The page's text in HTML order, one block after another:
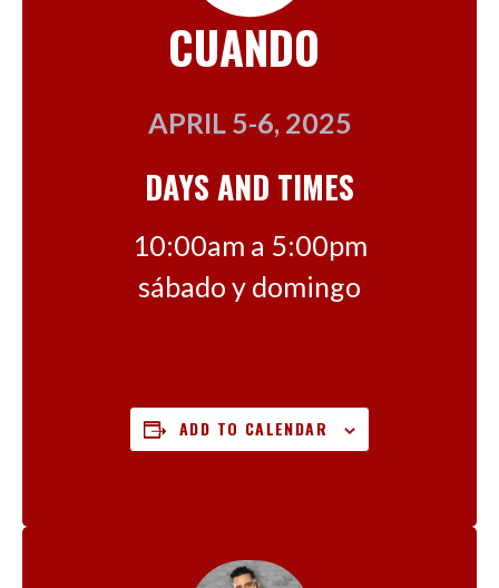
CUANDO
APRIL 5-6, 2025
DAYS AND TIMES
10:00am a 5:00pm
sábado y domingo
ADD TO CALENDAR